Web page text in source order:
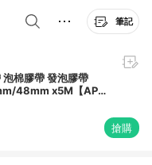
筆記
48mm x5M【APP
搶購